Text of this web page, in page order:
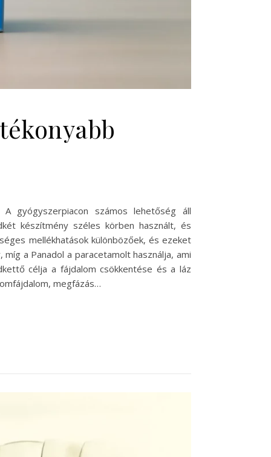
gyógyszerpiacon számos lehetőség áll
készítmény széles körben használt, és
mellékhatások különbözőek, és ezeket
a Panadol a paracetamolt használja, ami
célja a fájdalom csökkentése és a láz
megfázás…